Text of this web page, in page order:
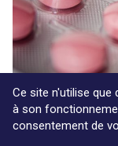
08/02/2017
Ce site n'utilise
à son
consentement de